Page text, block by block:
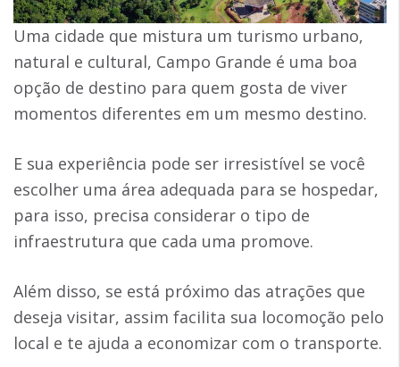
Uma cidade que mistura um turismo urbano,
natural e cultural, Campo Grande é uma boa
opção de destino para quem gosta de viver
momentos diferentes em um mesmo destino.
E sua experiência pode ser irresistível se você
escolher uma área adequada para se hospedar,
para isso, precisa considerar o tipo de
infraestrutura que cada uma promove.
Além disso, se está próximo das atrações que
deseja visitar, assim facilita sua locomoção pelo
local e te ajuda a economizar com o transporte.